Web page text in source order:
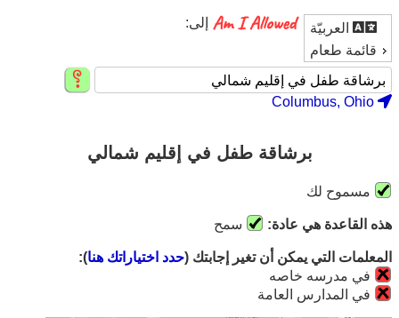
العربيّة
قائمة طعام
إلى:
Columbus, Ohio
برشاقة طفل في إقليم شمالي
مسموح لك
هذه القاعدة هي عادة: سمح
المعلمات التي يمكن أن تغير إجابتك (حدد اختياراتك هنا):
في مدرسه خاصه
في المدارس العامة